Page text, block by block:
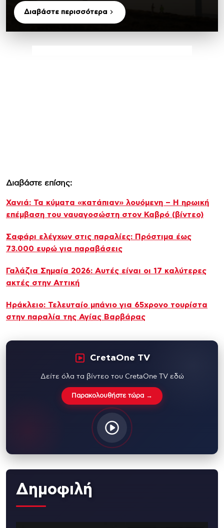
Διαβάστε περισσότερα
Διαβάστε επίσης:
Χανιά: Τα κύματα «κατάπιαν» λουόμενη – Η ηρωική
επέμβαση του ναυαγοσώστη στον Καβρό (βίντεο)
Σαφάρι ελέγχων στις παραλίες: Πρόστιμα έως
73.000 ευρώ για παραβάσεις
Γαλάζια Σημαία 2026: Αυτές είναι οι 17 καλύτερες
ακτές στην Αττική
Ηράκλειο: Τελευταίο μπάνιο για 65χρονο τουρίστα
στην παραλία της Αγίας Βαρβάρας
CretaOne TV
Δείτε όλα τα βίντεο του CretaOne TV εδώ
Παρακολουθήστε τώρα →
Δημοφιλή